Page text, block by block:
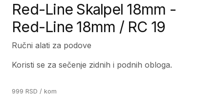
Red-Line Skalpel 18mm -
Red-Line 18mm / RC 19
Ručni alati za podove
Koristi se za sečenje zidnih i podnih obloga.
999 RSD / kom